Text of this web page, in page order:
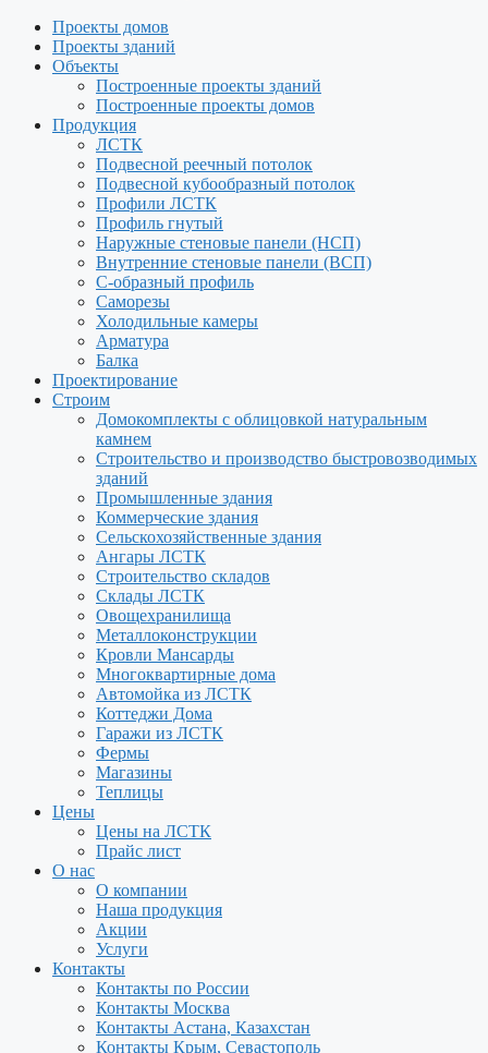
Проекты домов
Проекты зданий
Объекты
Построенные проекты зданий
Построенные проекты домов
Продукция
ЛСТК
Подвесной реечный потолок
Подвесной кубообразный потолок
Профили ЛСТК
Профиль гнутый
Наружные стеновые панели (НСП)
Внутренние стеновые панели (ВСП)
С-образный профиль
Саморезы
Холодильные камеры
Арматура
Балка
Проектирование
Строим
Домокомплекты с облицовкой натуральным
камнем
Строительство и производство быстровозводимых
зданий
Промышленные здания
Коммерческие здания
Сельскохозяйственные здания
Ангары ЛСТК
Строительство складов
Склады ЛСТК
Овощехранилища
Металлоконструкции
Кровли Мансарды
Многоквартирные дома
Автомойка из ЛСТК
Коттеджи Дома
Гаражи из ЛСТК
Фермы
Магазины
Теплицы
Цены
Цены на ЛСТК
Прайс лист
О нас
О компании
Наша продукция
Акции
Услуги
Контакты
Контакты по России
Контакты Москва
Контакты Астана, Казахстан
Контакты Крым, Севастополь